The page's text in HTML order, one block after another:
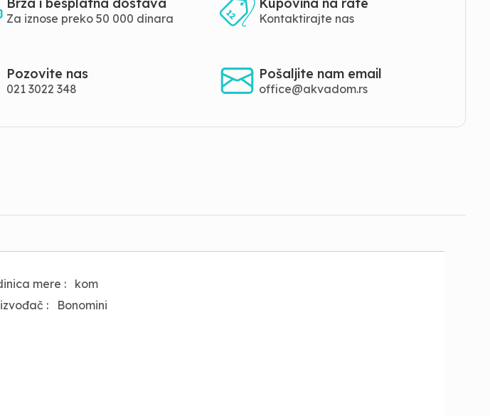
Za iznose preko 50 000 dinara Kontaktirajte nas
Pozovite nas
021 3022 348
Pošaljite nam email
office@akvadom.rs
mere :
kom
:
Bonomini